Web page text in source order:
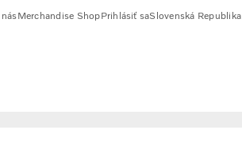
Merchandise ShopPrihlásiť saSlovenská Republika